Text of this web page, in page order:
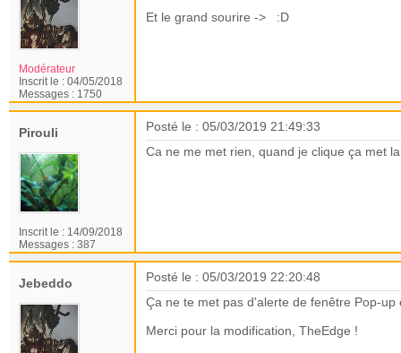
Modérateur
Inscrit le : 04/05/2018
Messages : 1750
Et le grand sourire -> :D
Pirouli
Inscrit le : 14/09/2018
Messages : 387
Posté le : 05/03/2019 21:49:33
Ca ne me met rien, quand je clique ça met
Jebeddo
Posté le : 05/03/2019 22:20:48
Ça ne te met pas d'alerte de fenêtre Pop-up
Merci pour la modification, TheEdge !